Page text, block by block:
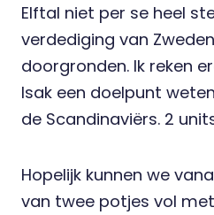
Elftal niet per se heel
verdediging van
doorgronden. Ik reken
Isak een doelpunt
de Scandinaviërs. 2
Hopelijk kunnen we
van twee potjes vol